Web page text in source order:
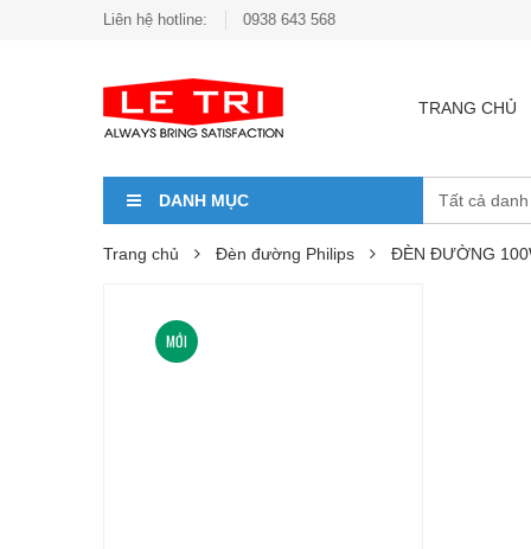
Liên hệ hotline: 0938 643 568
TRANG CHỦ
DANH MỤC
Trang chủ Đèn đường Philips ĐÈN ĐƯỜNG
MỚI